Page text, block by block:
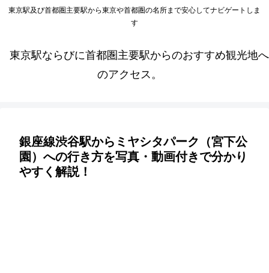
東京駅及び首都圏主要駅から東京や首都圏の名所まで安心してナビゲートしま
す
東京駅ならびに首都圏主要駅からのおすすめ観光地へ
のアクセス。
銀座線渋谷駅からミヤシタパーク（宮下公
園）への行き方を写真・動画付きで分かり
やすく解説！